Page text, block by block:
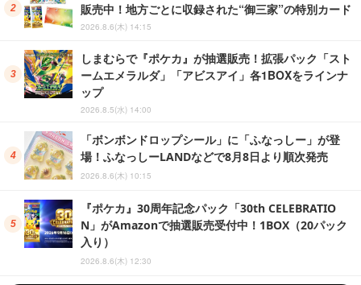
販売中！地方ごとに収録された“御三家”の特別カード
2026.8.6(木) 14:15
しまむらで『ポケカ』が抽選販売！拡張パック「スト
ームエメラルダ」「アビスアイ」各1BOXをラインナ
ップ
2026.8.5(水) 14:00
「ボンボンドロップシール」に「ふなっしー」が登
場！ふなっしーLANDなどで8月8日より順次発売
2026.8.6(木) 10:15
『ポケカ』30周年記念パック「30th CELEBRATIO
N」がAmazonで抽選販売受付中！1BOX（20パック
入り）
2026.8.6(木) 12:30